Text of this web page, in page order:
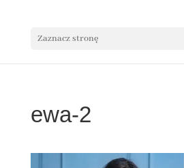
Zaznacz stronę
ewa-2